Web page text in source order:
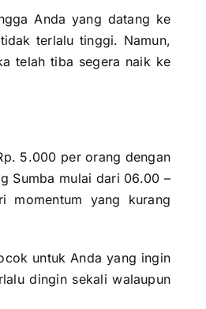
Anda yang datang ke
terlalu tinggi. Namun,
telah tiba segera naik ke
5.000 per orang dengan
Sumba mulai dari 06.00 –
momentum yang kurang
untuk Anda yang ingin
dingin sekali walaupun